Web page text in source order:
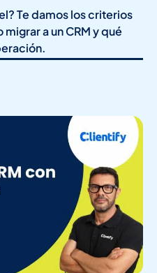
Te damos los criterios
a un CRM y qué